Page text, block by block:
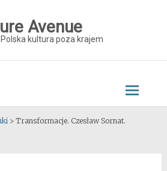
Avenue
Polska kultura poza krajem
> Transformacje. Czesław Sornat.